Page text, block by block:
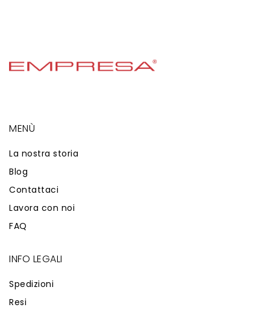
MENÙ
La nostra storia
Blog
Contattaci
Lavora con noi
FAQ
INFO LEGALI
Spedizioni
Resi